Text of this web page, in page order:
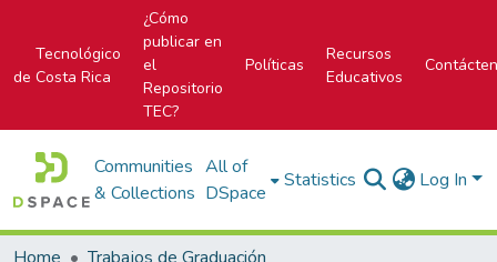
Tecnológico
de Costa Rica
¿Cómo
publicar en
el
Repositorio
TEC?
Políticas
Recursos
Educativos
Communities
& Collections
All of
DSpace
Statistics Log In